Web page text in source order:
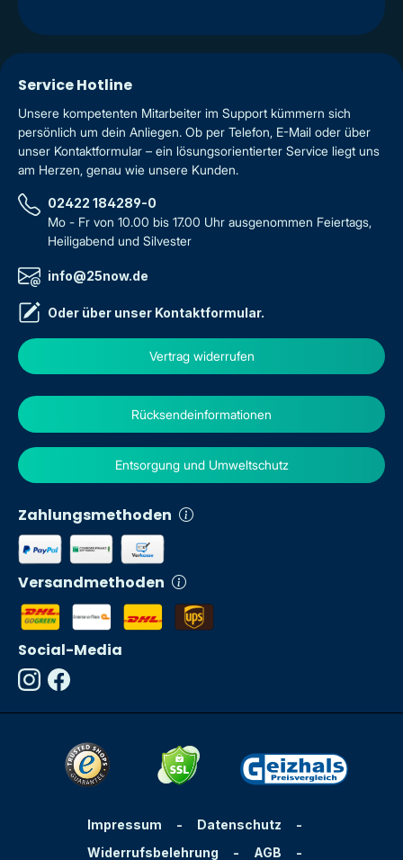
Service Hotline
Unsere kompetenten Mitarbeiter im Support kümmern sich
persönlich um dein Anliegen. Ob per Telefon, E-Mail oder über
unser Kontaktformular – ein lösungsorientierter Service liegt uns
am Herzen, genau wie unsere Kunden.
02422 184289-0
Mo - Fr von 10.00 bis 17.00 Uhr ausgenommen Feiertags,
Heiligabend und Silvester
info@25now.de
Oder über unser Kontaktformular.
Vertrag widerrufen
Zahlungsmethoden
Versandmethoden
Rücksendeinformationen
Entsorgung und Umweltschutz
Social-Media
Impressum - Datenschutz
-
Widerrufsbelehrung
- AGB -